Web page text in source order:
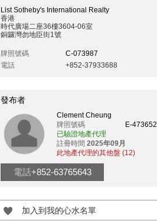
List Sotheby's International Realty
香港
時代廣場二座36樓3604-06室
銅鑼灣勿地臣街1號
牌照號碼
C-073987
電話
+852-37933688
發布者
Clement Cheung
牌照號碼
E-473652
已驗證地產代理
註冊時間 2025年09月
此地產代理的其他盤 (12)
電話+852-63765643
加入到我的心水名單